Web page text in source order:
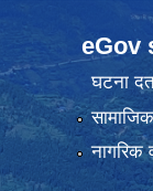
eGov
घटना
सामाजिक
नागरिक